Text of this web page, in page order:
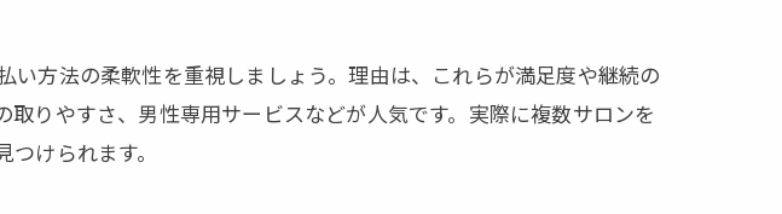
理由とは
と利用しやすさ
度払い活用術
方法の柔軟性を重視しましょう。理由は、これらが満足度や継続の
りやすさ、男性専用サービスなどが人気です。実際に複数サロンを
けられます。